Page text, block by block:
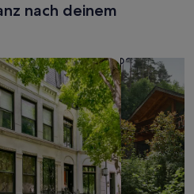
nach deinem
nach Ferienwohnungen oder
Suche nach